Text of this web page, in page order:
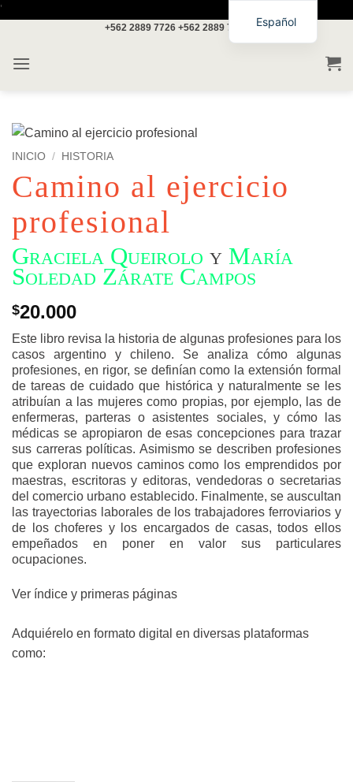
'
+562 2889 7726 +562 2889 7717
INICIO / HISTORIA
Camino al ejercicio
profesional
Graciela Queirolo y María
Soledad Zárate Campos
$20.000
Este libro revisa la historia de algunas profesiones para los
casos argentino y chileno. Se analiza cómo algunas
profesiones, en rigor, se definían como la extensión formal
de tareas de cuidado que histórica y naturalmente se les
atribuían a las mujeres como propias, por ejemplo, las de
enfermeras, parteras o asistentes sociales, y cómo las
médicas se apropiaron de esas concepciones para trazar
sus carreras políticas. Asimismo se describen profesiones
que exploran nuevos caminos como los emprendidos por
maestras, escritoras y editoras, vendedoras o secretarias
del comercio urbano establecido. Finalmente, se auscultan
las trayectorias laborales de los trabajadores ferroviarios y
de los choferes y los encargados de casas, todos ellos
empeñados en poner en valor sus particulares
ocupaciones.
Ver índice y primeras páginas
Adquiérelo en formato digital en diversas plataformas
como:
Español